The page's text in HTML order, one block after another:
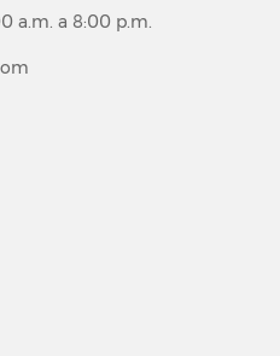
a.m. a 8:00 p.m.